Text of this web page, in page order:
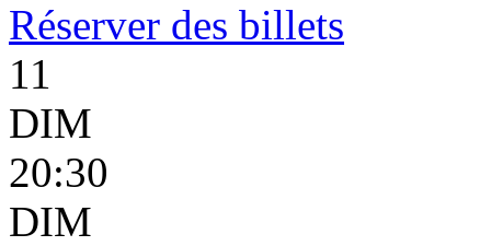
Réserver des billets
11
DIM
20:30
DIM